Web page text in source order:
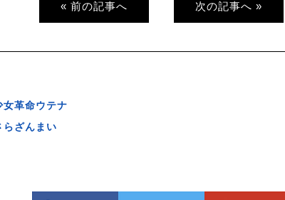
« 前の記事へ 次の記事へ »
女革命ウテナ
らざんまい